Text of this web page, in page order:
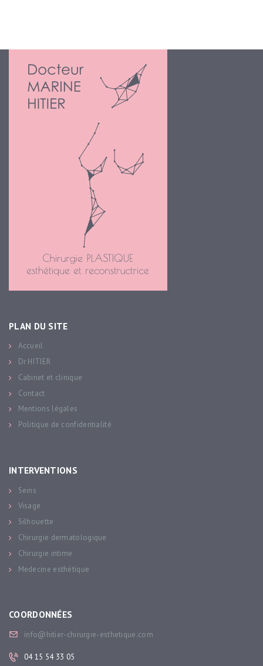
PLAN DU SITE
Accueil
Dr HITIER
Cabinet et clinique
Contact
Mentions légales
Politique de confidentialité
INTERVENTIONS
Seins
Visage
Silhouette
Chirurgie dermatologique
Chirurgie intime
Medecine esthétique
COORDONNÉES
info@hitier-chirurgie-esthetique.com
04 15 54 33 05